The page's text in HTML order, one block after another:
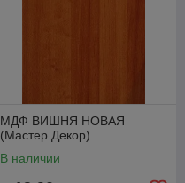
МДФ ВИШНЯ НОВАЯ
(Мастер Декор)
В наличии